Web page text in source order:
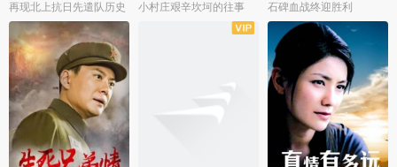
再现北上抗日先遣队历史 小村庄艰辛坎坷的往事
石碑血战终迎胜利
全37集
全25集